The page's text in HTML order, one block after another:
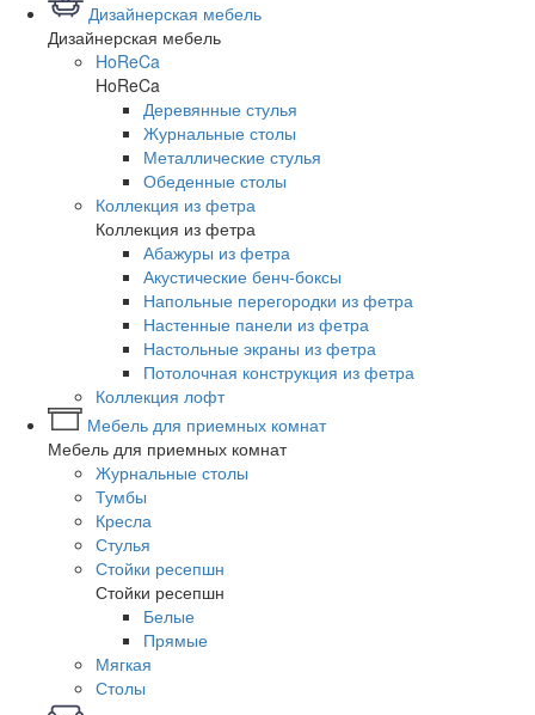
Дизайнерская мебель
Дизайнерская мебель
HoReCa
HoReCa
Деревянные стулья
Журнальные столы
Металлические стулья
Обеденные столы
Коллекция из фетра
Коллекция из фетра
Абажуры из фетра
Акустические бенч-боксы
Напольные перегородки из фетра
Настенные панели из фетра
Настольные экраны из фетра
Потолочная конструкция из фетра
Коллекция лофт
Мебель для приемных комнат
Мебель для приемных комнат
Журнальные столы
Тумбы
Кресла
Стулья
Стойки ресепшн
Стойки ресепшн
Белые
Прямые
Мягкая
Столы